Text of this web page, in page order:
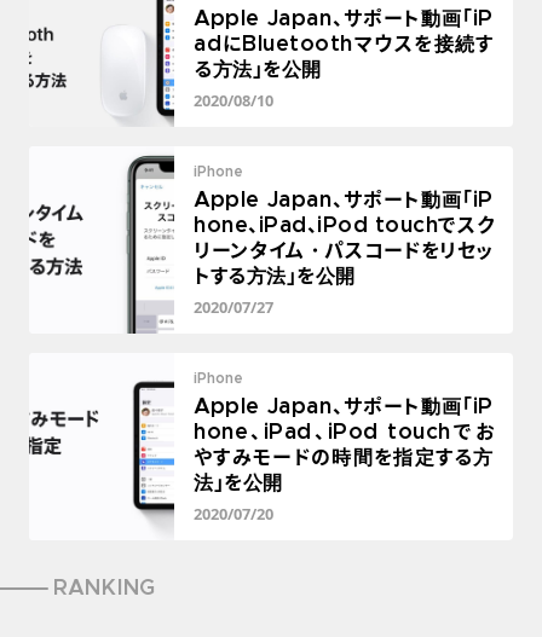
Apple Japan、サポート動画「iP
adにBluetoothマウスを接続す
る方法」を公開
2020/08/10
iPhone
Apple Japan、サポート動画「iP
hone、iPad、iPod touchでスク
リーンタイム・パスコードをリセッ
トする方法」を公開
2020/07/27
iPhone
Apple Japan、サポート動画「iP
hone、iPad、iPod touchでお
やすみモードの時間を指定する方
法」を公開
2020/07/20
RANKING